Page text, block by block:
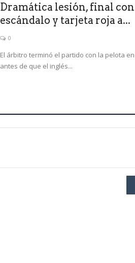
Dramática lesión, final con
escándalo y tarjeta roja a...
0
El árbitro terminó el partido con la pelota
antes de que el inglés...